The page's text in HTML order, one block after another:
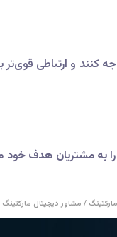
کنند و ارتباطی قوی‌تر
را به مشتریان هدف خود
/ مشاور دیجیتال